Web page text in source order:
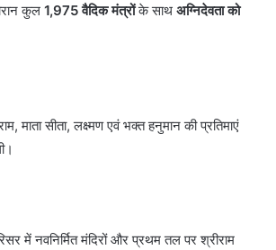
कुल 1,975 वैदिक मंत्रोंके साथ अग्निदेवता को
माता सीता, लक्ष्मण एवं भक्त हनुमान की प्रतिमाएं
में नवनिर्मित मंदिरों और प्रथम तल पर श्रीराम